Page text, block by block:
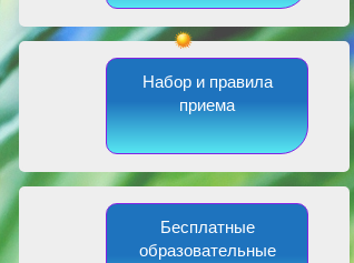
Набор и правила
приема
Бесплатные
образовательные